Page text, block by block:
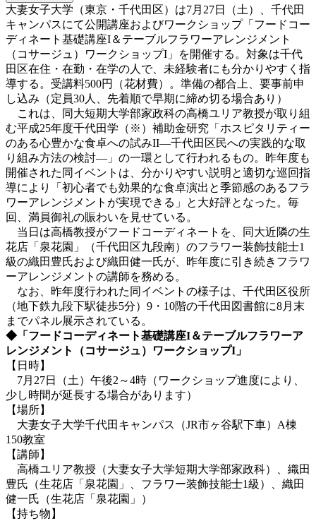
大妻女子大学（東京・千代田区）は7月27日（土）、千代田
キャンパスにて公開講座およびワークショップ「フードコー
ディネート基礎講座I＆テーブルフラワーアレンジメント
（コサージュ）ワークショップI」を開催する。対象は千代
田区在住・在勤・在学の人で、未経験者にも分かりやすく指
導する。受講料500円（花材費）。準備の都合上、要事前申
し込み（定員30人、先着順で早期に締め切る場合あり）
これは、同大短期大学部家政科の高橋ユリア教授が取り組
む平成25年度千代田学（※）補助金研究「ホスピタリティー
のある心豊かな食卓への試みII―千代田区民への実践的な取
り組み方法の検討―」の一環として行われるもの。昨年度も
開催された同イベントは、分かりやすい説明と適切な巡回指
導により「初心者でも効果的な食卓演出と季節感のあるフラ
ワーアレンジメントが実現できる」と大好評となった。毎
回、満員御礼の賑わいを見せている。
当日は高橋教授がフードコーディネートを、同大近隣の生
花店「泉花園」（千代田区九段南）のフラワー装飾技能士1
級の織田豊氏および織田健一氏が、昨年度に引き続きフラワ
ーアレンジメントの講師を務める。
なお、昨年度行われた同イベントの様子は、千代田区役所
（地下鉄九段下駅徒歩5分）9・10階の千代田図書館に8月末
までパネル展示されている。
◆「フードコーディネート基礎講座I＆テーブルフラワーア
レンジメント（コサージュ）ワークショップI」
【日時】
7月27日（土）午後2～4時（ワークショップ進度により、
少し時間が延長する場合があります）
【場所】
大妻女子大学千代田キャンパス（JR市ヶ谷駅下車）A棟
150教室
【講師】
高橋ユリア教授（大妻女子大学短期大学部家政科）、織田
豊氏（生花店「泉花園」、フラワー装飾技能士1級）、織田
健一氏（生花店「泉花園」）
【持ち物】